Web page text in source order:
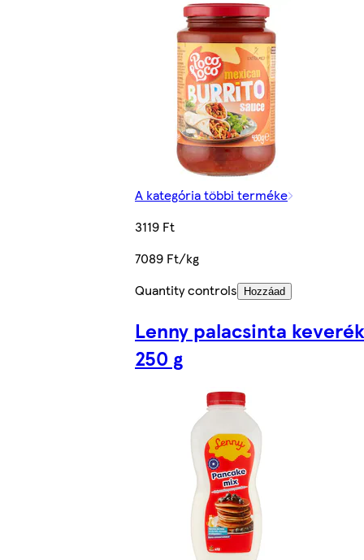
A kategória többi terméke
3119 Ft
7089 Ft/kg
Quantity controls
Hozzáad
Lenny palacsinta keverék
250 g